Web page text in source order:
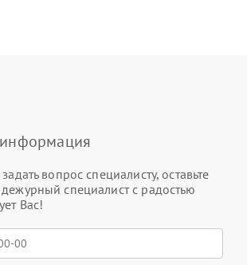
вопрос специалисту, оставьте
специалист с радостью
Вас!